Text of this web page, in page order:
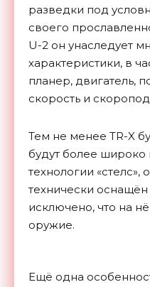
разведки под
своего
U-2 он унаследует
характеристики, в
планер, двигатель,
скорость и
Тем не менее TR-X
будут более широко
технологии «стелс»,
технически
исключено, что на
оружие.
Ещё одна